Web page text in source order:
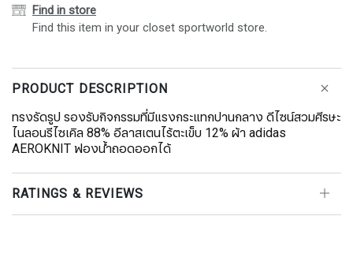
Find in store
Find this item in your closet sportworld store.
PRODUCT DESCRIPTION
ทรงรัดรูป รองรับกิจกรรมที่มีแรงกระแทกปานกลาง ดีไซน์สวมศีรษะ
ไนลอนรีไซเคิล 88% อีลาสเตนไร้ตะเข็บ 12% ผ้า adidas
AEROKNIT ฟองน้ำถอดออกได้
RATINGS & REVIEWS